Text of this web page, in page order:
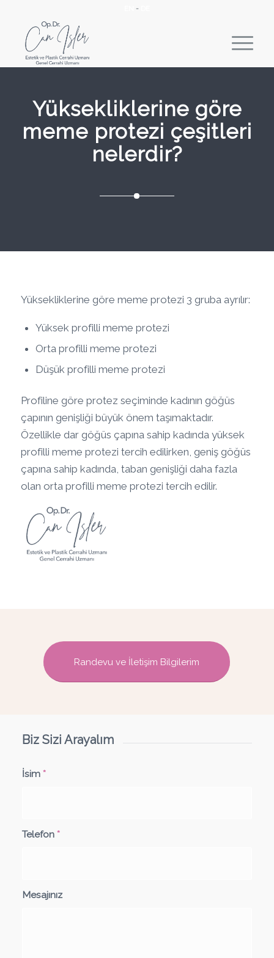
-
Yüksekliklerine göre
meme protezi çeşitleri
nelerdir?
Yüksekliklerine göre meme protezi 3 gruba ayrılır:
Yüksek profilli meme protezi
Orta profilli meme protezi
Düşük profilli meme protezi
Profiline göre protez seçiminde kadının göğüs
çapının genişliği büyük önem taşımaktadır.
Özellikle dar göğüs çapına sahip kadında yüksek
profilli meme protezi tercih edilirken, geniş göğüs
çapına sahip kadında, taban genişliği daha fazla
olan orta profilli meme protezi tercih edilir.
Randevu ve İletişim Bilgilerim
Biz Sizi Arayalım
İsim *
Telefon *
Mesajınız